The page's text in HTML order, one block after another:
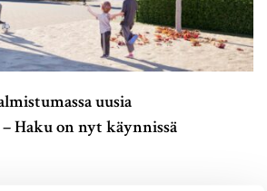
uusia
Haku on nyt käynnissä